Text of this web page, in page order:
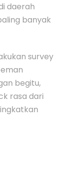
daerah
banyak
survey
begitu,
rasa dari